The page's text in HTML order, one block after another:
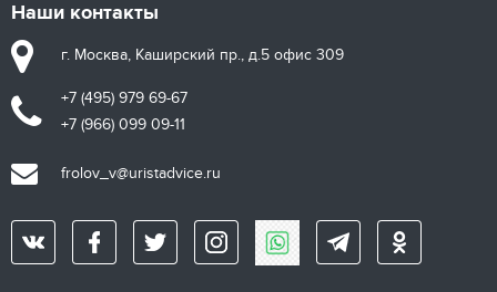
Наши контакты
г. Москва, Каширский пр., д.5 офис 309
+7 (495) 979 69-67
+7 (966) 099 09-11
frolov_v@uristadvice.ru